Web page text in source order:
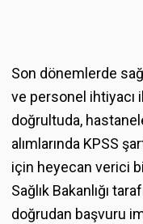
Son dönemlerde
ve personel ihtiyacı
doğrultuda,
alımlarında KPSS
için heyecan verici
Sağlık Bakanlığı
doğrudan başvuru